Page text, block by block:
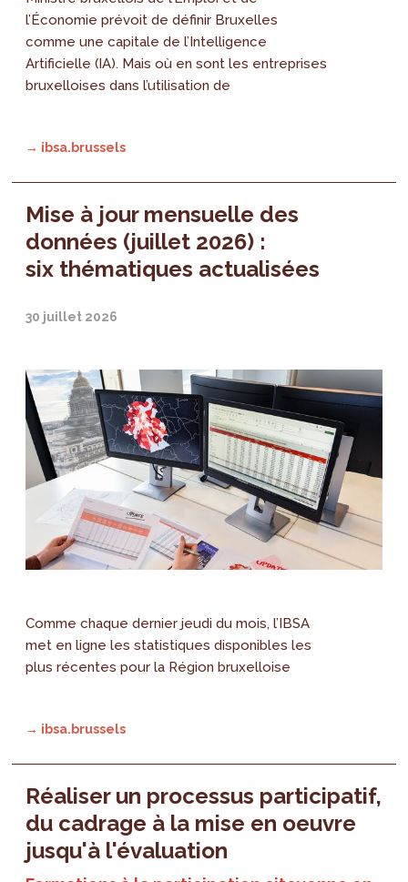
l’Économie prévoit de définir Bruxelles
comme une capitale de l’Intelligence
Artificielle (IA). Mais où en sont les entreprises
bruxelloises dans l’utilisation de
→ ibsa.brussels
Mise à jour mensuelle des
données (juillet 2026) :
six thématiques actualisées
30 juillet 2026
Comme chaque dernier jeudi du mois, l’IBSA
met en ligne les statistiques disponibles les
plus récentes pour la Région bruxelloise
→ ibsa.brussels
Réaliser un processus participatif,
du cadrage à la mise en oeuvre
jusqu'à l'évaluation